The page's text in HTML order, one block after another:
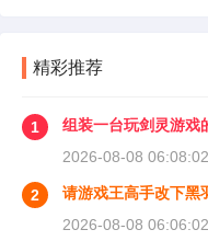
精彩推荐
1
组装一台玩剑灵游戏
2026-08-08 06:08:02
2
请游戏王高手改下黑
2026-08-08 06:06:02